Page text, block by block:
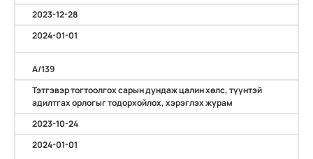
2023-12-28
2024-01-01
А/139
Тэтгэвэр тогтоолгох сарын дундаж цалин хөлс, түүнтэй
адилтгах орлогыг тодорхойлох, хэрэглэх журам
2023-10-24
2024-01-01